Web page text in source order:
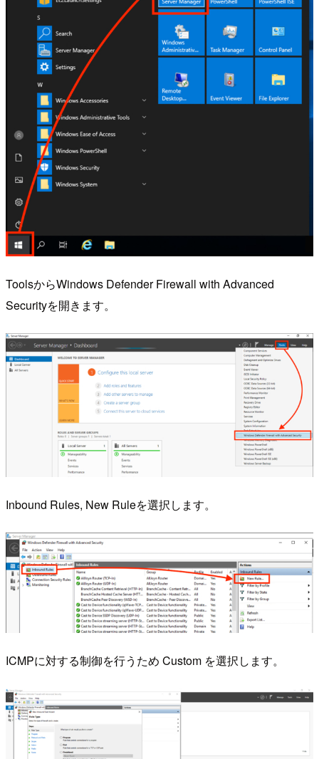
ToolsからWindows Defender Firewall with Advanced
Securityを開きます。
Inbound Rules, New Ruleを選択します。
ICMPに対する制御を行うため Custom を選択します。